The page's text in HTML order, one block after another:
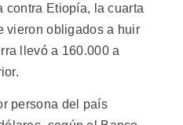
contra Etiopía, la cuarta
vieron obligados a huir
llevó a 160.000 a
persona del país